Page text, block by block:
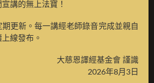
唐
> 典藏館 >
講的無上法寶！
更新。每一講經老師錄音完成並親自
線發布。
大慈恩譯經基金會 謹識
2026年8月3日